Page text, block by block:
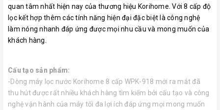
quan tâm nhất hiện nay của thương hiệu Korihome. Với 8 cấp độ
lọc kết hợp thêm các tính năng hiện đại đặc biệt là công nghệ
làm nóng nhanh đáp ứng được mọi nhu cầu và mong muốn của
khách hàng.
Cấu tạo sản phẩm:
-Dòng máy lọc nước Korihome 8 cấp WPK-918 mới ra mắt đã
thu hút được rất nhiều khách hàng tìm kiếm bởi cấu tạo và công
nghệ vận hành của máy tối đa lợi ích đáp ứng mọi mong muốn